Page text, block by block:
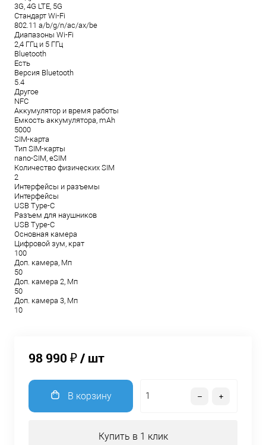
3G, 4G LTE, 5G
Стандарт Wi-Fi
802.11 a/b/g/n/ac/ax/be
Диапазоны Wi-Fi
2,4 ГГц и 5 ГГц
Bluetooth
Есть
Версия Bluetooth
5.4
Другое
NFC
Аккумулятор и время работы
Емкость аккумулятора, mAh
5000
SIM-карта
Тип SIM-карты
nano-SIM, eSIM
Количество физических SIM
2
Интерфейсы и разъемы
Интерфейсы
USB Type-C
Разъем для наушников
USB Type-C
Основная камера
Цифровой зум, крат
100
Доп. камера, Мп
50
Доп. камера 2, Мп
50
Доп. камера 3, Мп
10
98 990 ₽/ шт
В корзину
Купить в 1 клик